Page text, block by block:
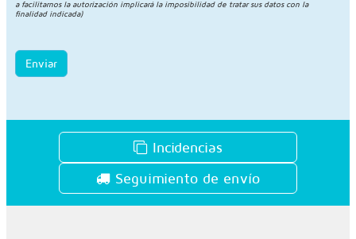
a facilitarnos la autorización implicará la imposibilidad de tratar sus datos con la
finalidad indicada)
Enviar
Incidencias
Seguimiento de envío